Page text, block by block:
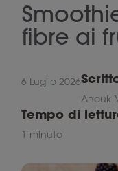
fibre ai
6 Luglio 2026
Anouk
Tempo di
1 minuto